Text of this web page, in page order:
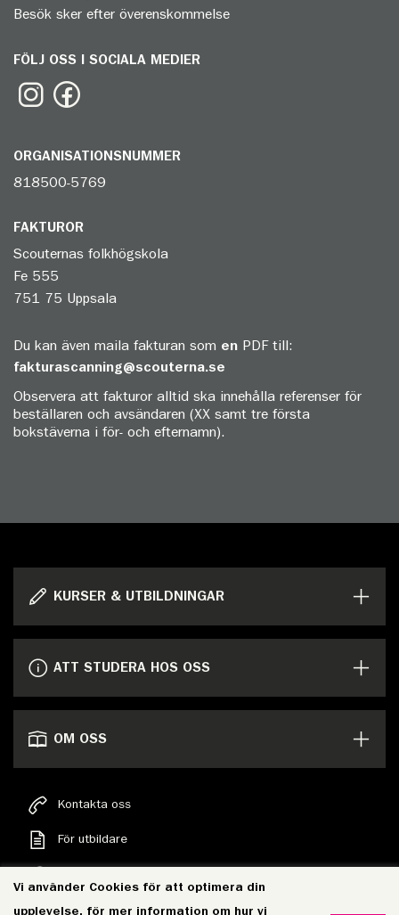
Besök sker efter överenskommelse
FÖLJ OSS I SOCIALA MEDIER
ORGANISATIONSNUMMER
818500-5769
FAKTUROR
Scouternas folkhögskola
Fe 555
751 75 Uppsala
Du kan även maila fakturan som en PDF till:
fakturascanning@scouterna.se
Observera att fakturor alltid ska innehålla referenser för
beställaren och avsändaren (XX samt tre första
bokstäverna i för- och efternamn).
KURSER & UTBILDNINGAR
ATT STUDERA HOS OSS
OM OSS
Kontakta oss
För utbildare
Personuppgifter
Vi använder Cookies för att optimera din
upplevelse, för mer information om hur vi